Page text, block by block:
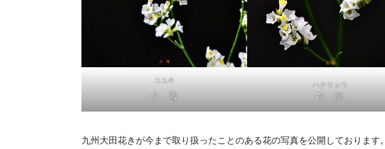
コユキ
小 雪
ハクリュウ
白 流
九州大田花きが今まで取り扱ったことのある花の写真を公開しております。